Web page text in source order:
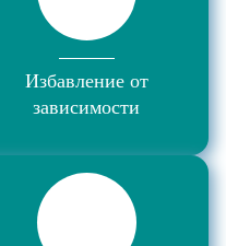
Избавление от
зависимости